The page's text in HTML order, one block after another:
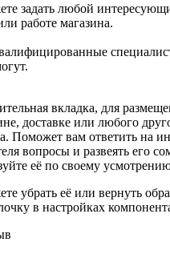
задать любой
работе магазина.
вкладка, для
доставке или любого
Поможет вам ответить на
вопросы и развеять его
её по своему
убрать её или вернуть
в настройках